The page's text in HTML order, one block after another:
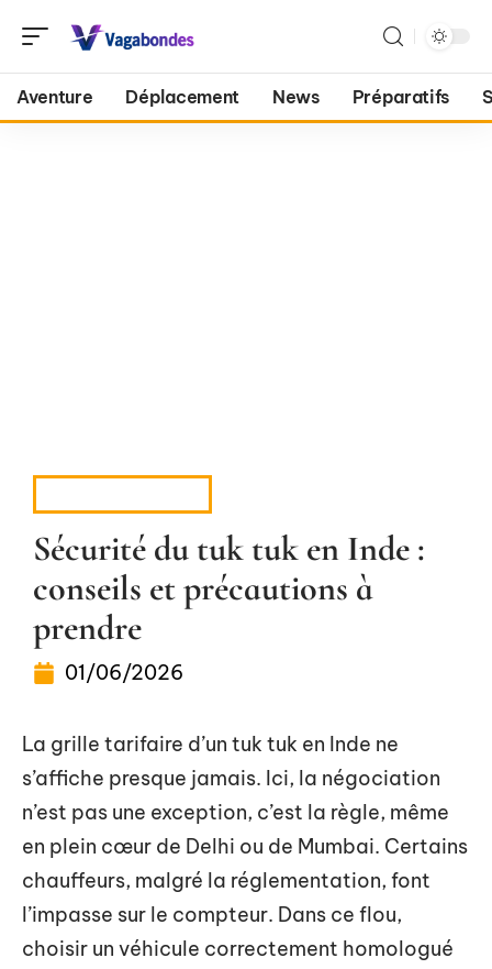
Aventure Déplacement News Préparatifs
Sécurité du tuk tuk en Inde :
conseils et précautions à
prendre
01/06/2026
La grille tarifaire d’un tuk tuk en Inde ne
s’affiche presque jamais. Ici, la négociation
n’est pas une exception, c’est la règle, même
en plein cœur de Delhi ou de Mumbai. Certains
chauffeurs, malgré la réglementation, font
l’impasse sur le compteur. Dans ce flou,
choisir un véhicule correctement homologué